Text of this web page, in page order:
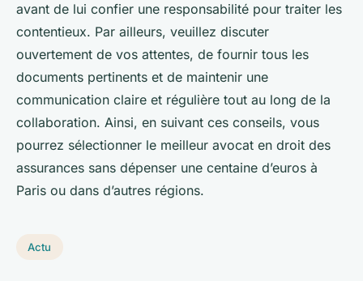
avant de lui confier une responsabilité pour traiter les
contentieux. Par ailleurs, veuillez discuter
ouvertement de vos attentes, de fournir tous les
documents pertinents et de maintenir une
communication claire et régulière tout au long de la
collaboration. Ainsi, en suivant ces conseils, vous
pourrez sélectionner le meilleur avocat en droit des
assurances sans dépenser une centaine d’euros à
Paris ou dans d’autres régions.
Actu